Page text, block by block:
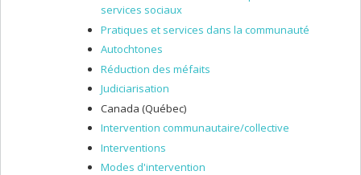
services sociaux
Pratiques et services dans la communauté
Autochtones
Réduction des méfaits
Judiciarisation
Canada (Québec)
Intervention communautaire/collective
Interventions
Modes d'intervention